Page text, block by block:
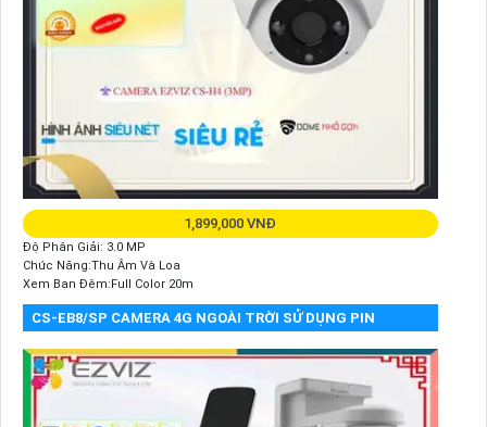
1,899,000 VNĐ
Độ Phân Giải: 3.0 MP
Chức Năng:Thu Âm Và Loa
Xem Ban Đêm:Full Color 20m
CS-EB8/SP CAMERA 4G NGOÀI TRỜI SỬ DỤNG PIN